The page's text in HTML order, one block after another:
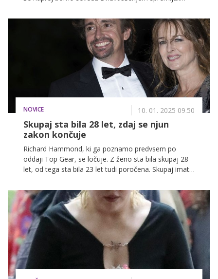
spraševali "koji ti je datum rođenjaaaaaa?", a na
VOYO prihaja še kopica drugih novosti.
NOVICE 10. 01. 2025 09.50
Skupaj sta bila 28 let, zdaj se njun
zakon končuje
Richard Hammond, ki ga poznamo predvsem po
oddaji Top Gear, se ločuje. Z ženo sta bila skupaj 28
let, od tega sta bila 23 let tudi poročena. Skupaj imata